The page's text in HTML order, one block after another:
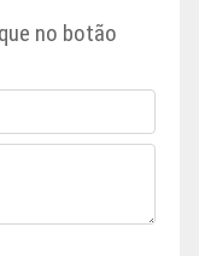
no botão